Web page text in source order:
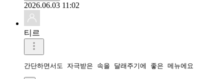
2026.06.03 11:02
티르
간단하면서도 자극받은 속을 달래주기에 좋은 메뉴에요